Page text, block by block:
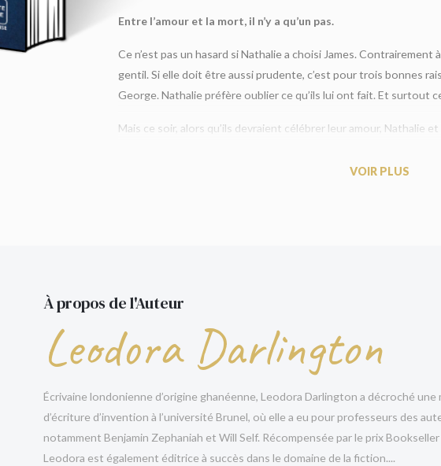
Entre l’amour et la mort, il n’y a qu’un pas.
Ce n’est pas un hasard si Nathalie a choisi James. Contrairement
gentil. Si elle doit être aussi prudente, c’est pour trois bonnes
George. Nathalie préfère oublier ce qu’ils lui ont fait. Et surtout
Mais ce soir, alors qu’ils devraient célébrer leur amour, Nathalie
encore. Pas cette fois.
«Mes Exdémarre sur les chapeaux de roue et ne relâche jamais
rebondissements les plus inattendus jusqu’à une fin
acéré sur les secrets que nous cachons… même à nous‑mêmes. »
« En plus d’être riche en rebondissements, Mes Ex est
sur la famille et sur ce que nous sommes prêts à faire pour
Coryell, autrice de Lettres d’amour à un tueur en série
VOIR PLUS
À propos de l'Auteur
Leodora Darlington
Écrivaine londonienne d’origine ghanéenne, Leodora Darlington a décroché
d’écriture d’invention à l’université Brunel, où elle a eu pour professeurs des
notamment Benjamin Zephaniah et Will Self. Récompensée par le prix
Leodora est également éditrice à succès dans le domaine de la fiction....